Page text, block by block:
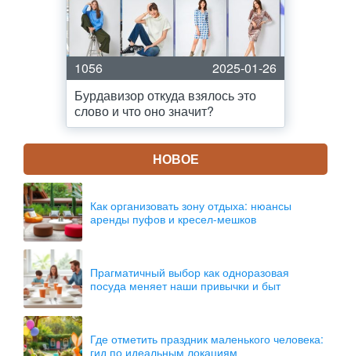
1056
2025-01-26
Бурдавизор откуда взялось это
слово и что оно значит?
НОВОЕ
Как организовать зону отдыха: нюансы
аренды пуфов и кресел-мешков
Прагматичный выбор как одноразовая
посуда меняет наши привычки и быт
Где отметить праздник маленького человека:
гид по идеальным локациям